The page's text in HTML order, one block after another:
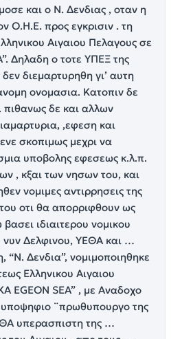
και ο Ν. Δενδιας , οταν η
Ο.Η.Ε. προς εγκρισιν . τη
Αιγαιου Πελαγους σε
Δηλαδη ο τοτε ΥΠΕΞ της
διεμαρτυρηθη γι’ αυτη
ονομασια. Κατοπιν δε
πιθανως δε και αλλων
,εφεση και
σκοπιμως μεχρι να
υποβολης εφεσεως κ.λ.π.
, κξαι των νησων του, και
νομιμες αντιρρησεις της
οτι θα απορριφθουν ως
ιδιαιτερου νομικου
Δελφινου, ΥΕΘΑ και …
Δενδια”, νομιμοποιηθηκε
Ελληνικου Αιγαιου
EGEON SEA” , με Αναδοχο
υποψηφιο ¨πρωθυπουργο της
υπερασπιστη της …